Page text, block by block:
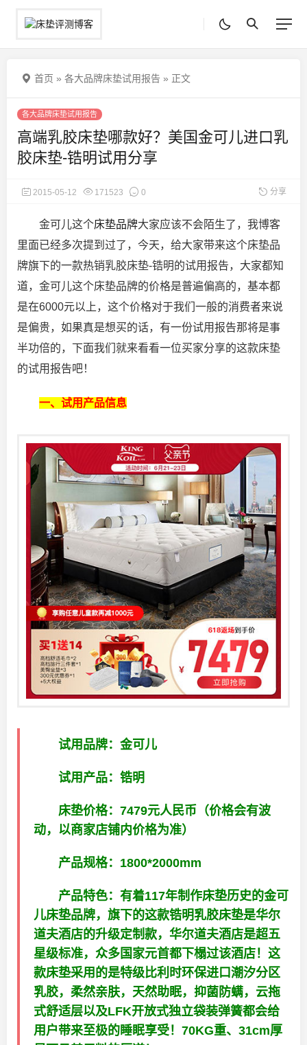
首页 » 各大品牌床垫试用报告 » 正文
各大品牌床垫试用报告
高端乳胶床垫哪款好？美国金可儿进口乳
胶床垫-锆明试用分享
2015-05-12 171523 0 分享
金可儿这个床垫品牌大家应该不会陌生了，我博客
里面已经多次提到过了，今天，给大家带来这个床垫品
牌旗下的一款热销乳胶床垫-锆明的试用报告，大家都知
道，金可儿这个床垫品牌的价格是普遍偏高的，基本都
是在6000元以上，这个价格对于我们一般的消费者来说
是偏贵，如果真是想买的话，有一份试用报告那将是事
半功倍的，下面我们就来看看一位买家分享的这款床垫
的试用报告吧！
一、试用产品信息
试用品牌：金可儿
试用产品：锆明
床垫价格：7479元人民币（价格会有波
动，以商家店铺内价格为准）
产品规格：1800*2000mm
产品特色：有着117年制作床垫历史的金可
儿床垫品牌，旗下的这款锆明乳胶床垫是华尔
道夫酒店的升级定制款，华尔道夫酒店是超五
星级标准，众多国家元首都下榻过该酒店！这
款床垫采用的是特级比利时环保进口潮汐分区
乳胶，柔然亲肤，天然助眠，抑菌防螨，云拖
式舒适层以及LFK开放式独立袋装弹簧都会给
用户带来至极的睡眠享受！70KG重、31cm厚